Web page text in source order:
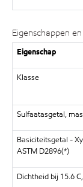
Eigenschappen
Eigenschap
Klasse
Sulfaatasgetal,
Basiciteitsgetal -
ASTM D2896(*)
Dichtheid bij 15.6